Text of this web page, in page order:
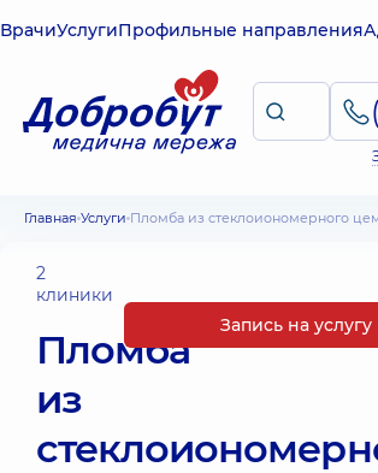
ВрачиУслугиПрофильные направления
Главная Услуги Пломба из стеклоиономерного
2
клиники
Пломба
из
Запись на услугу